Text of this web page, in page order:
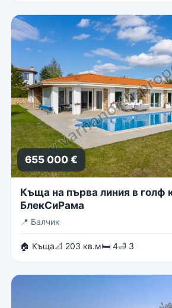
655 000 €
Къща на първа линия в голф
БлекСиРама
📍 Балчик
🏠 Къща📐 203 кв.м🛏 4🛁 3